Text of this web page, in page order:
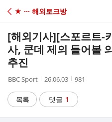
C
A
★ ··· 해외토크방
[해외기사][스포르트-
사, 쿤데 제의 들어볼
추진
작
자
BBC Sport
작
시
간
26.06.03
조
수
981
목록 댓글 1